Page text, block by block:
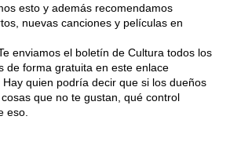
esto y además recomendamos
nuevas canciones y películas en
enviamos el boletín de Cultura todos los
de forma gratuita en este enlace
quien podría decir que si los dueños
que no te gustan, qué control
eso.